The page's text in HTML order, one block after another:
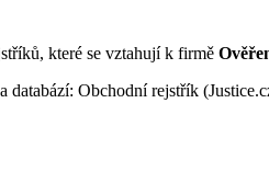
které se vztahují k firmě
Obchodní rejstřík